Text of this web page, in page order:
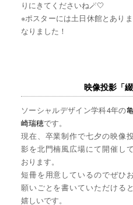
りにきてくださいね🪄🤍
※ポスターには土日休館とあり
なりました！
映像投影「
ソーシャルデザイン学科4年の
崎瑞穂です。
現在、卒業制作で七夕の映像
影を北門楠風広場にて開催して
おります。
短冊を用意しているのでぜひお
願いごとを書いていただけると
嬉しいです。